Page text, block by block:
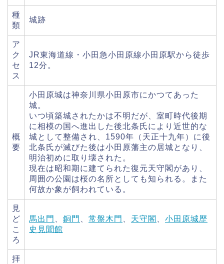
種
類
城跡
ア
ク
セ
ス
JR東海道線・小田急小田原線小田原駅から徒歩
12分。
概
要
小田原城は神奈川県小田原市にかつてあった
城。
いつ頃築城されたかは不明だが、室町時代後期
に相模の国へ進出した後北条氏により近世的な
城として整備され、1590年（天正十九年）に後
北条氏が滅びた後は小田原藩主の居城となり、
明治初めに取り壊された。
現在は昭和期に建てられた復元天守閣があり、
周囲の公園は桜の名所としても知られる。また
何故か象が飼われている。
見
ど
こ
ろ
馬出門 銅門 常盤木門 天守閣
小田原城歴
史見聞館
拝